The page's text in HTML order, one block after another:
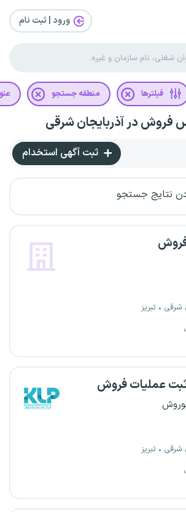
ورود | ثبت‌ نام
فیلترها منطقه جستجو
فروش در آذربایجان شرقی
ثبت آگهی استخدام
نتایج جستجو
شرقی
تبریز
عملیات فروش
شرقی
تبریز